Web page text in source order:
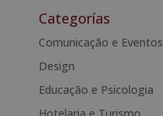
t
r
n
a
Categorías
Comunicação e Eventos
Design
Educação e Psicologia